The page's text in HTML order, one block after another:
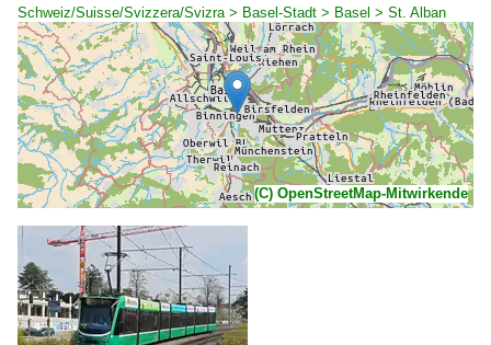
Schweiz/Suisse/Svizzera/Svizra > Basel-Stadt > Basel > St. Alban
(C) OpenStreetMap-Mitwirkende